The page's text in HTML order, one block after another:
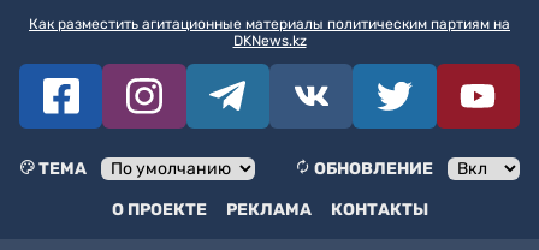
Как разместить агитационные материалы политическим партиям на
DKNews.kz
ТЕМА
ОБНОВЛЕНИЕ
О ПРОЕКТЕ
РЕКЛАМА КОНТАКТЫ